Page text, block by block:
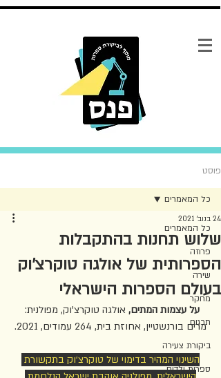
פוסט
כל המאמרים
פרוזה
שירה
מחקר
תרגום
ביקורת צעירה
ספרות ילדים
כל המאמרים
שלוש תחנות בהתקבלות
הספרותית של אולגה טוקרצ׳וק
בעולם הספרות הישראלי
24 בנוב׳ 2021
על עצמות המתים, אולגה טוקרצ'וק, מפולנית:
מרים בורנשטיין, אחוזת בית, 264 עמודים, 2021.
השינוי המהיר בדימוי של טוקרצ׳וק בתקשורת